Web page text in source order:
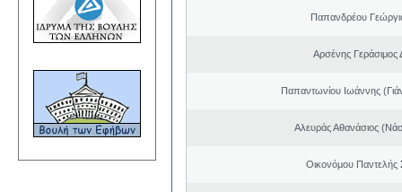
Παπανδρέου
Αρσένης Γεράσιμος
Παπαντωνίου Ιωάννης
Αλευράς Αθανάσιος
Οικονόμου Παντελής